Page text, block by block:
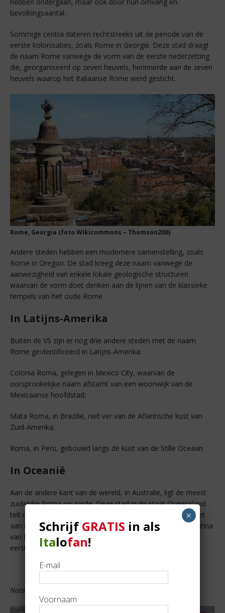
bevolkingsaantal.
Sommige centra dateren rechtstreeks uit de periode van de
eerste kolonisaties, zoals Rome in Georgië. Deze stad draagt
de naam Rome vanwege de vorm van de eerste nederzetting
die, georganiseerd op zeven heuvels, herinnerde aan de zeven
heuvels waarop het Italiaanse Rome werd gesticht.
Rome, Georgia (foto Wikicommons – Thomson200)
Andere steden hebben een modernere samenstelling, zoals
Rome in Oregon. De stad kreeg deze naam vanwege de
aanwezigheid van enkele lokale geologische structuren
waarvan de vorm doet denken aan de lijnen van de klassieke
tempels van het oude Rome.
In Latijns-Amerika
Buiten de VS zijn er nog drie andere steden met de naam
Rome geïdentificeerd in Latijns-Amerika:
Colonia Roma, gelegen in Mexico City, waarvan de
oorspronkelijke naam afstamt van een woonwijk van de
Mexicaanse hoofdstad;
Mata Roma, in Brazilië, niet ver van de Atlantische kust van
Zuid-Amerika;
Roma, in Peru, gebouwd langs de kust van de Stille Oceaan.
In Oceanië
Aan de andere kant van de wereld, in Australië, ligt de meest
zuidelijke Roma op aarde. Deze stad in de staat Queensland
telt ongeveer 7.000 inwoners en dankt zijn naam echter niet
aan de historische Italiaanse hoofdstad, maar aan Diamantina
van Rome, de vrouw van Sir George Ferguson Bowen, de
eerste gouverneur van Queensland.
Naar een artikel van Linda Compagnoni voor Immobiliare.it
Schrijf GRATIS in als
Italofan!
E-mail
Voornaam
×